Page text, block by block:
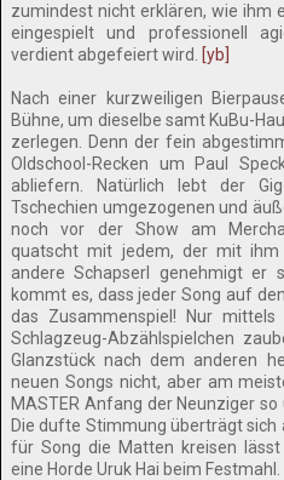
zumindest nicht erklären, wie ihm
eingespielt und professionell
verdient abgefeiert wird.
[yb]
Nach einer kurzweiligen
Bühne, um dieselbe samt KuBu-
zerlegen. Denn der fein
Oldschool-Recken um Paul
abliefern. Natürlich lebt der
Tschechien umgezogenen und
noch vor der Show am
quatscht mit jedem, der mit
andere Schapserl genehmigt er
kommt es, dass jeder Song auf
das Zusammenspiel! Nur
Schlagzeug-Abzählspielchen
Glanzstück nach dem anderen
neuen Songs nicht, aber am
MASTER Anfang der Neunziger
Die dufte Stimmung überträgt sich
für Song die Matten kreisen
eine Horde Uruk Hai beim Festmahl.